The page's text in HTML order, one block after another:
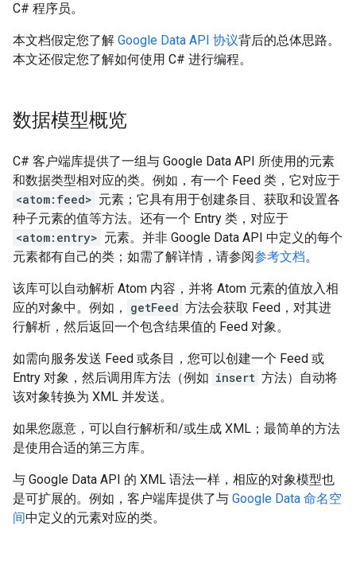
C# 程序员。
本文档假定您了解 Google Data API 协议背后的总体思路。
本文还假定您了解如何使用 C# 进行编程。
数据模型概览
C# 客户端库提供了一组与 Google Data API 所使用的元素
和数据类型相对应的类。例如，有一个 Feed 类，它对应于
<atom:feed> 元素；它具有用于创建条目、获取和设置各
种子元素的值等方法。还有一个 Entry 类，对应于
<atom:entry> 元素。并非 Google Data API 中定义的每个
元素都有自己的类；如需了解详情，请参阅参考文档。
该库可以自动解析 Atom 内容，并将 Atom 元素的值放入相
应的对象中。例如，
getFeed 方法会获取 Feed，对其进
行解析，然后返回一个包含结果值的 Feed 对象。
如需向服务发送 Feed 或条目，您可以创建一个 Feed 或
Entry 对象，然后调用库方法（例如 insert 方法）自动将
该对象转换为 XML 并发送。
如果您愿意，可以自行解析和/或生成 XML；最简单的方法
是使用合适的第三方库。
与 Google Data API 的 XML 语法一样，相应的对象模型也
是可扩展的。例如，客户端库提供了与 Google Data 命名空
间中定义的元素对应的类。